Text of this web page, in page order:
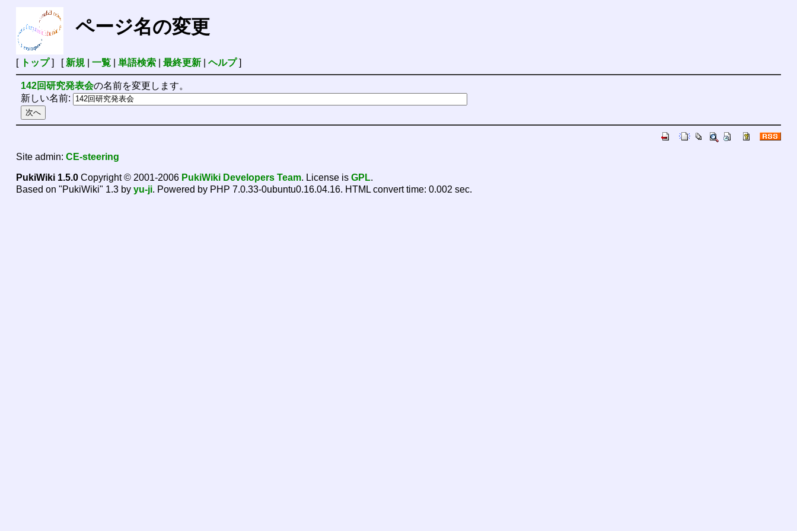
ページ名の変更
[ トップ] [ 新規| 一覧| 単語検索| 最終更新| ヘルプ]
142回研究発表会の名前を変更します。
新しい名前:
Site admin: CE-steering
PukiWiki 1.5.0Copyright © 2001-2006 PukiWiki Developers Team. License is GPL.
Based on "PukiWiki" 1.3 by yu-ji. Powered by PHP 7.0.33-0ubuntu0.16.04.16. HTML convert time: 0.002 sec.